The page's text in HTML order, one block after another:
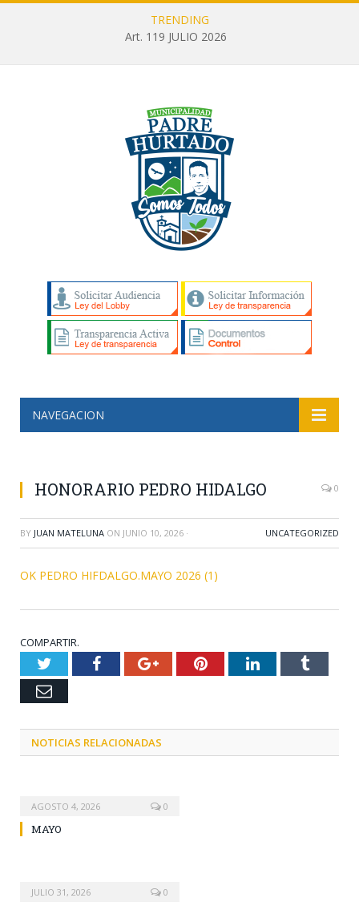
TRENDING
Art. 119 JULIO 2026
NAVEGACION
HONORARIO PEDRO HIDALGO 0
BY JUAN MATELUNA ON JUNIO 10, 2026 · UNCATEGORIZED
OK PEDRO HIFDALGO.MAYO 2026 (1)
COMPARTIR.
TwitterFacebookGoogle+PinterestLinkedInTumblr
Email
NOTICIAS RELACIONADAS
AGOSTO 4, 2026 0
MAYO
JULIO 31, 2026 0